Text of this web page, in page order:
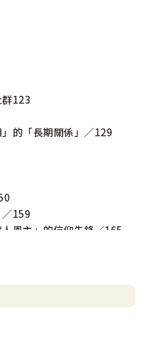
123
的「長期關係」／129
／159
恩主」的信仰先鋒／165